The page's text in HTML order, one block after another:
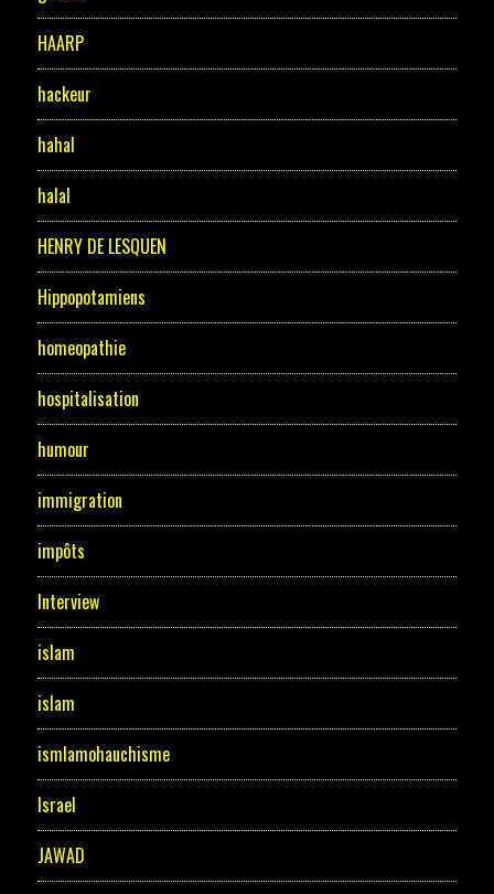
HAARP
hackeur
hahal
halal
HENRY DE LESQUEN
Hippopotamiens
homeopathie
hospitalisation
humour
immigration
impôts
Interview
islam
islam
ismlamohauchisme
Israel
JAWAD